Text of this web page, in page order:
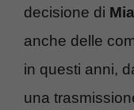
decisione di
anche delle
in questi anni,
una